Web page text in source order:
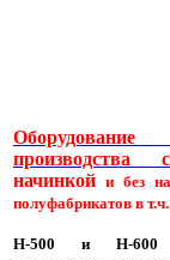
производства
начинкой и без
полуфабрикатов в
Н-500 и Н-